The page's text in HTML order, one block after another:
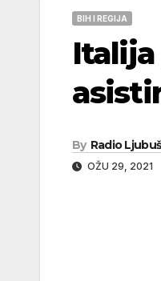
BIH I REGIJA
Italija
By Radio
OŽU 29, 2021